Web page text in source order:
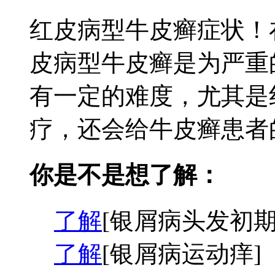
红皮病型牛皮癣症状
皮病型牛皮癣是为严
有一定的难度，尤其
疗，还会给牛皮癣患
你是不是想了解：
了解[银屑病头发初
了解[银屑病运动痒]